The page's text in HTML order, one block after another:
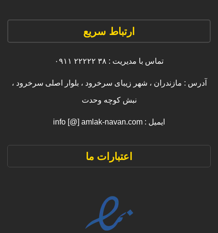
ارتباط سریع
تماس با مدیریت : ۳۸ ۲۲۲۲۲ ۰۹۱۱
آدرس : مازندران ، شهر زیبای سرخرود ، بلوار اصلی سرخرود ،
نبش کوچه وحدت
ایمیل : info [@] amlak-navan.com
اعتبارات ما